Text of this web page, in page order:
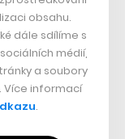
si tam
jsem dva a půl
softwarové
čili
obsahu.
dále sdílíme s
médií,
a soubory
Více informací
.